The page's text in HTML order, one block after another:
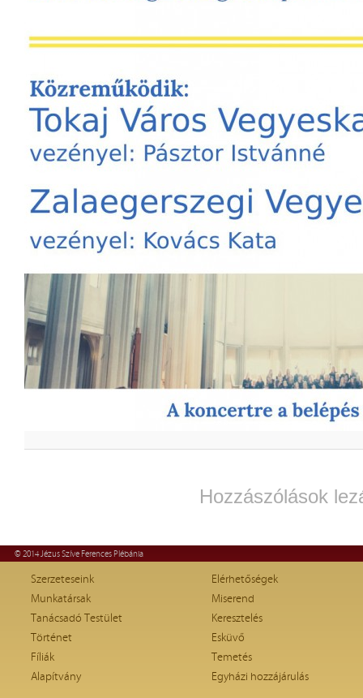
Hozzászólások
© 2014 Jézus Szíve Ferences Plébánia
Szerzeteseink
Munkatársak
Tanácsadó Testület
Történet
Fíliák
Alapítvány
Elérhetőségek
Miserend
Keresztelés
Esküvő
Temetés
Egyházi hozzájárulás